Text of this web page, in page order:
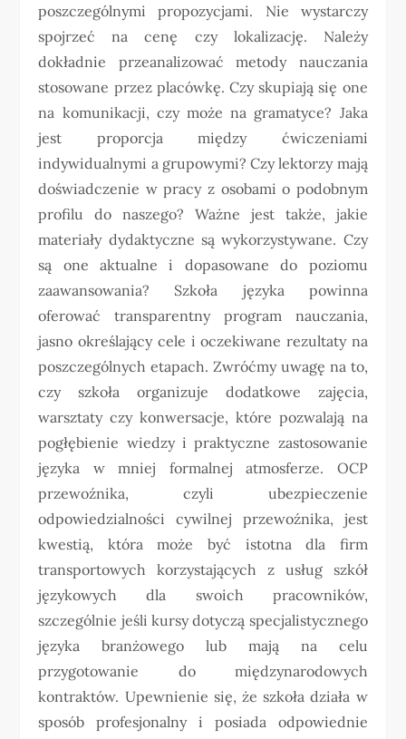
poszczególnymi propozycjami. Nie wystarczy
spojrzeć na cenę czy lokalizację. Należy
dokładnie przeanalizować metody nauczania
stosowane przez placówkę. Czy skupiają się one
na komunikacji, czy może na gramatyce? Jaka
jest proporcja między ćwiczeniami
indywidualnymi a grupowymi? Czy lektorzy mają
doświadczenie w pracy z osobami o podobnym
profilu do naszego? Ważne jest także, jakie
materiały dydaktyczne są wykorzystywane. Czy
są one aktualne i dopasowane do poziomu
zaawansowania? Szkoła języka powinna
oferować transparentny program nauczania,
jasno określający cele i oczekiwane rezultaty na
poszczególnych etapach. Zwróćmy uwagę na to,
czy szkoła organizuje dodatkowe zajęcia,
warsztaty czy konwersacje, które pozwalają na
pogłębienie wiedzy i praktyczne zastosowanie
języka w mniej formalnej atmosferze. OCP
przewoźnika, czyli ubezpieczenie
odpowiedzialności cywilnej przewoźnika, jest
kwestią, która może być istotna dla firm
transportowych korzystających z usług szkół
językowych dla swoich pracowników,
szczególnie jeśli kursy dotyczą specjalistycznego
języka branżowego lub mają na celu
przygotowanie do międzynarodowych
kontraktów. Upewnienie się, że szkoła działa w
sposób profesjonalny i posiada odpowiednie